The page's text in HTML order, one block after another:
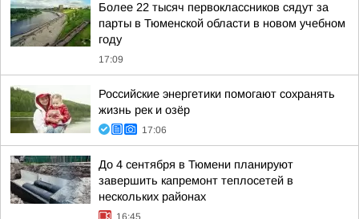
Более 22 тысяч первоклассников сядут за
парты в Тюменской области в новом учебном
году
17:09
Российские энергетики помогают сохранять
жизнь рек и озёр
17:06
До 4 сентября в Тюмени планируют
завершить капремонт теплосетей в
нескольких районах
16:45